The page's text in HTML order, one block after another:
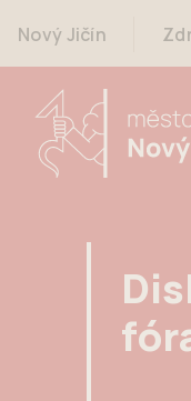
Nový Jičín